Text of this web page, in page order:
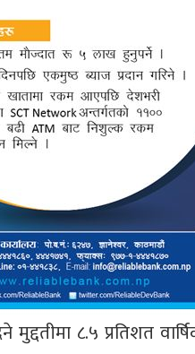
८.५ प्रतिशत